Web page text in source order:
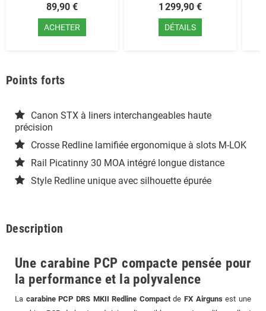
89,90 €
ACHETER
1 299,90 €
DÉTAILS
Points forts
Canon STX à liners interchangeables haute
précision
Crosse Redline lamifiée ergonomique à slots M-LOK
Rail Picatinny 30 MOA intégré longue distance
Style Redline unique avec silhouette épurée
Description
Une carabine PCP compacte pensée pour
la performance et la polyvalence
La carabine PCP DRS MKII Redline CompactdeFX Airgunsest une